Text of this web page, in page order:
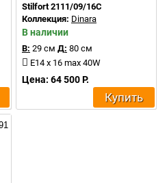
Stilfort 2111/09/16C
Коллекция: Dinara
В наличии
В: 29 см Д: 80 см
E14 x 16 max 40W
Цена: 64 500 Р.
Купить